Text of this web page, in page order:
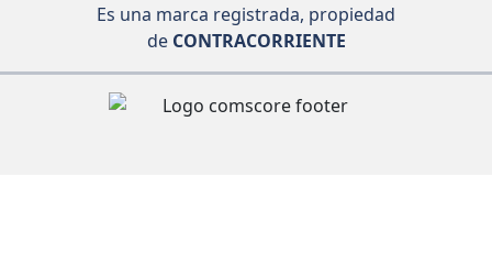
Es una marca registrada, propiedad
deCONTRACORRIENTE